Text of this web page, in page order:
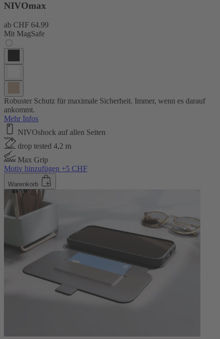
NIVOmax
ab CHF 64.99
Mit MagSafe
Robuster Schutz für maximale Sicherheit. Immer, wenn es darauf
ankommt.
Mehr Infos
NIVOshock auf allen Seiten
drop tested 4,2 m
Max Grip
Motiv hinzufügen +5 CHF
Warenkorb